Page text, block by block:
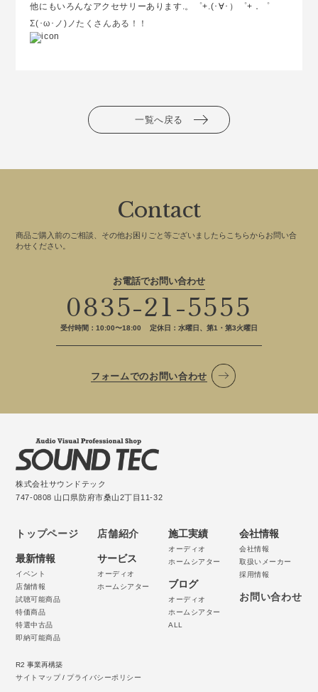
他にもいろんなアクセサリーあります.。゜+.(･∀･）゜+．゜
Σ(･ω･ノ)ノたくさんある！！
一覧へ戻る
Contact
商品ご購入前のご相談、その他お困りごと等ございましたらこちらからお問い合
わせください。
お電話でお問い合わせ
0835-21-5555
受付時間：10:00〜18:00 定休日：水曜日、第1・第3火曜日
フォームでのお問い合わせ
株式会社サウンドテック
747-0808 山口県防府市桑山2丁目11-32
トップページ
最新情報
イベント
店舗情報
試聴可能商品
特価商品
特選中古品
即納可能商品
店舗紹介
サービス
オーディオ
ホームシアター
施工実績
オーディオ
ホームシアター
ブログ
オーディオ
ホームシアター
ALL
会社情報
会社情報
取扱いメーカー
採用情報
お問い合わせ
R2 事業再構築
サイトマップ/ プライバシーポリシー